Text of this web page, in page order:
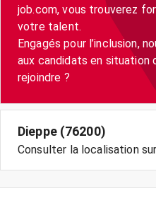
job.com, vous trouverez
votre talent.
Engagés pour l’inclusion,
aux candidats en situation
Dieppe (76200)
Consulter la localisation